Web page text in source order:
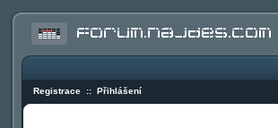
Registrace :: Přihlášení